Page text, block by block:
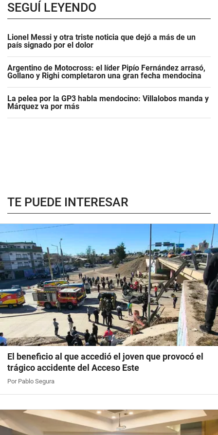
SEGUÍ LEYENDO
Lionel Messi y otra triste noticia que dejó a más de un
país signado por el dolor
Argentino de Motocross: el líder Pipío Fernández arrasó,
Gollano y Righi completaron una gran fecha mendocina
La pelea por la GP3 habla mendocino: Villalobos manda y
Márquez va por más
TE PUEDE INTERESAR
El beneficio al que accedió el joven que provocó el
trágico accidente del Acceso Este
Por Pablo Segura